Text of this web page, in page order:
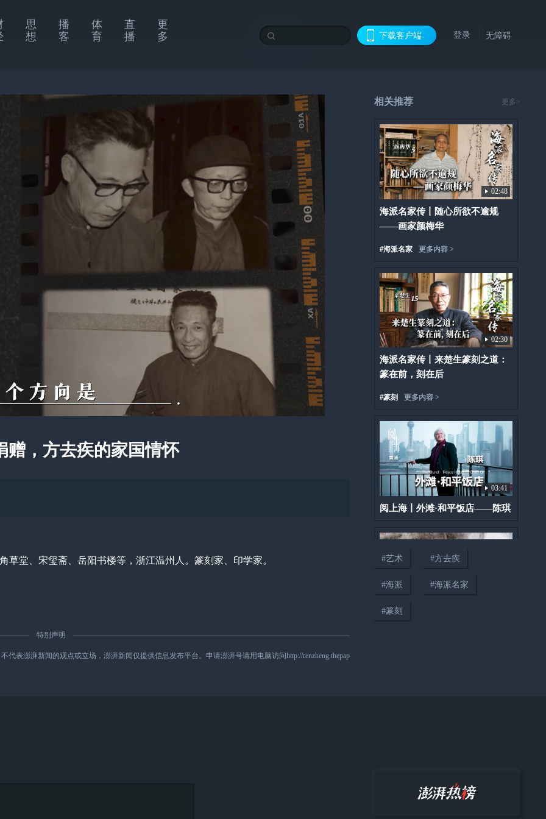
思
想
播
客
体
育
直
播
更
多
下载客户端 登录 无障碍
赠，方去疾的家国情怀
草堂、宋玺斋、岳阳书楼等，浙江温州人。篆刻家、印学家。
特别声明
表澎湃新闻的观点或立场，澎湃新闻仅提供信息发布平台。申请澎湃号请用电脑访问http://renzheng.thepap
相关推荐 更多>
02:48
海派名家传丨随心所欲不逾规
——画家颜梅华
#海派名家 更多内容 >
02:30
海派名家传丨来楚生篆刻之道：
篆在前，刻在后
#篆刻 更多内容 >
03:41
阅上海丨外滩·和平饭店——陈琪
#艺术 #方去疾
#海派 #海派名家
#篆刻